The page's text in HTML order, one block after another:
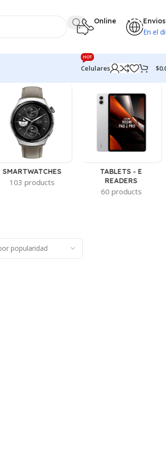
Online Envios
En el
Celulares
HOT
$
SMARTWATCHES
103 products
TABLETS - E
READERS
60 products